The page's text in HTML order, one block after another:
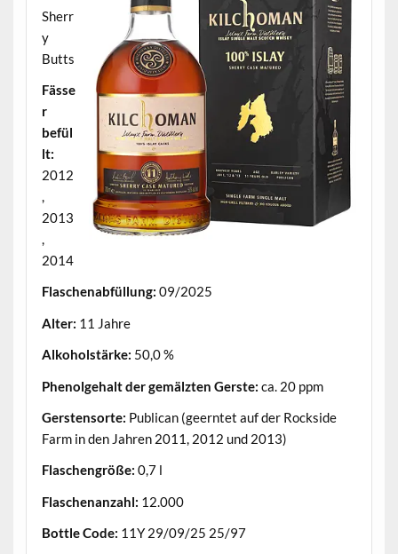
Sherr
y
Butts
Fässe
r
befül
lt:
2012
,
2013
,
2014
Flaschenabfüllung: 09/2025
Alter: 11 Jahre
Alkoholstärke: 50,0 %
Phenolgehalt der gemälzten Gerste: ca. 20 ppm
Gerstensorte: Publican (geerntet auf der Rockside
Farm in den Jahren 2011, 2012 und 2013)
Flaschengröße: 0,7 l
Flaschenanzahl: 12.000
Bottle Code: 11Y 29/09/25 25/97